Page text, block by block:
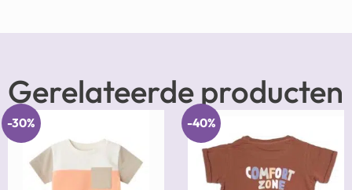
Gerelateerde producten
-30% -40%